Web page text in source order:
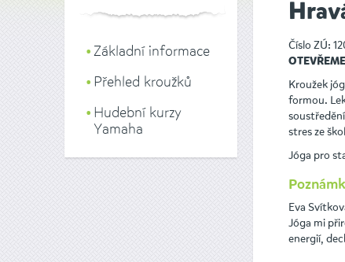
Základní informace
Přehled kroužků
Hudební kurzy
Yamaha
Číslo ZÚ:
Kroužek
formou.
stres ze
Jóga pro
Eva
Jóga mi
energií,